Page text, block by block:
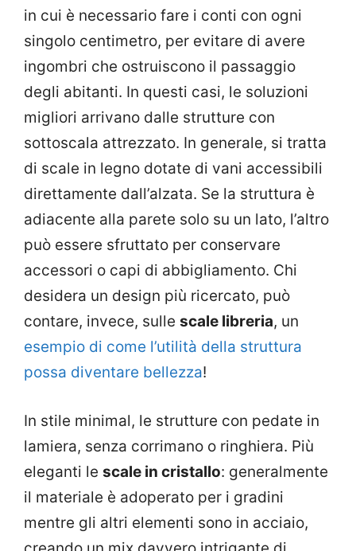
in cui è necessario fare i conti con ogni
singolo centimetro, per evitare di avere
ingombri che ostruiscono il passaggio
degli abitanti. In questi casi, le soluzioni
migliori arrivano dalle strutture con
sottoscala attrezzato. In generale, si tratta
di scale in legno dotate di vani accessibili
direttamente dall’alzata. Se la struttura è
adiacente alla parete solo su un lato, l’altro
può essere sfruttato per conservare
accessori o capi di abbigliamento. Chi
desidera un design più ricercato, può
contare, invece, sulle scale libreria, un
esempio di come l’utilità della struttura
possa diventare bellezza!
In stile minimal, le strutture con pedate in
lamiera, senza corrimano o ringhiera. Più
eleganti le scale in cristallo: generalmente
il materiale è adoperato per i gradini
mentre gli altri elementi sono in acciaio,